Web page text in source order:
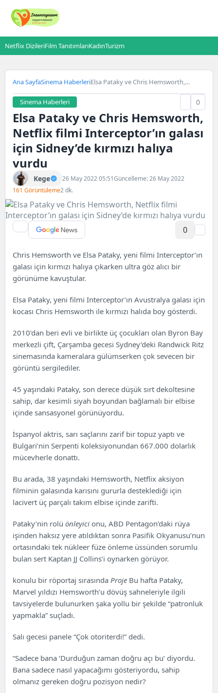
Netflix DizileriFilm TanıtımlarıKadınTurizm
Ana SayfaSinema HaberleriElsa Pataky ve Chris Hemsworth,
Sinema Haberleri 0
Elsa Pataky ve Chris Hemsworth,
Netflix filmi Interceptor’ın galası
için Sidney’de kırmızı halıya
vurdu
Kege 26 May 2022 05:51Güncelleme: 26 May 2022
161 Görüntüleme2 dk.
0
Chris Hemsworth ve Elsa Pataky, yeni filmi Interceptor’ın
galası için kırmızı halıya çıkarken ultra göz alıcı bir
görünüme kavuştular.
Elsa Pataky, yeni filmi Interceptor’ın Avustralya galası için
kocası Chris Hemsworth ile kırmızı halıda boy gösterdi.
2010’dan beri evli ve birlikte üç çocukları olan Byron Bay
merkezli çift, Çarşamba gecesi Sydney’deki Randwick Ritz
sinemasında kameralara gülümserken çok sevecen bir
görüntü sergilediler.
45 yaşındaki Pataky, son derece düşük sırt dekoltesine
sahip, dar kesimli siyah boyundan bağlamalı bir elbise
içinde sansasyonel görünüyordu.
İspanyol aktris, sarı saçlarını zarif bir topuz yaptı ve
Bulgari’nin Serpenti koleksiyonundan 667.000 dolarlık
mücevherle donattı.
Bu arada, 38 yaşındaki Hemsworth, Netflix aksiyon
filminin galasında karısını gururla desteklediği için
lacivert üç parçalı takım elbise içinde zarifti.
Pataky’nin rolü önleyici onu, ABD Pentagon’daki rüya
işinden haksız yere atıldıktan sonra Pasifik Okyanusu’nun
ortasındaki tek nükleer füze önleme üssünden sorumlu
bulan sert Kaptan JJ Collins’i oynarken görüyor.
konulu bir röportaj sırasında Proje Bu hafta Pataky,
Marvel yıldızı Hemsworth’u dövüş sahneleriyle ilgili
tavsiyelerde bulunurken şaka yollu bir şekilde “patronluk
yapmakla” suçladı.
Salı gecesi panele “Çok otoriterdi!” dedi.
“Sadece bana ‘Durduğun zaman doğru açı bu’ diyordu.
Bana sadece nasıl yapacağımı gösteriyordu, sahip
olmanız gereken doğru pozisyon nedir?